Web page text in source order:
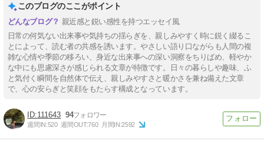
このブログのここがポイント
親近感と鋭い感性を持つエッセイ風
日常の何気ない出来事や気持ちの揺らぎを、親しみやすく時に鋭く綴るこ
とによって、読む者の共感を誘います。やさしい語り口ながらも人間の複
雑な心情や季節の移ろい、身近な出来事への深い洞察をちりばめ、軽やか
な中にも思慮深さが感じられる文章が特徴です。日々の暮らしや趣味、ふ
と気付く瞬間を自然体で伝え、親しみやすさと暖かさを兼ね備えた文章
で、心の安らぎと笑顔をもたらす構成となっています。
111643 94
週間IN:520 週間OUT:760 月間IN:2592